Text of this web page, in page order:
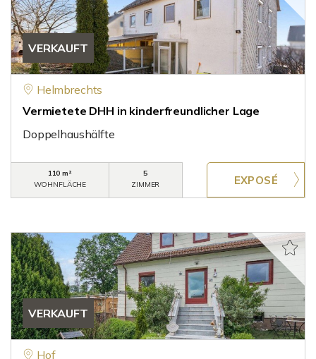
VERKAUFT
Helmbrechts
Vermietete DHH in kinderfreundlicher Lage
Doppelhaushälfte
110 m²
WOHNFLÄCHE
5
ZIMMER
VERKAUFT
Hof